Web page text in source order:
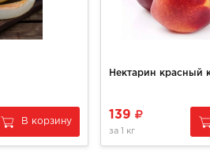
В корзину
Нектарин красный
139
за 1 кг